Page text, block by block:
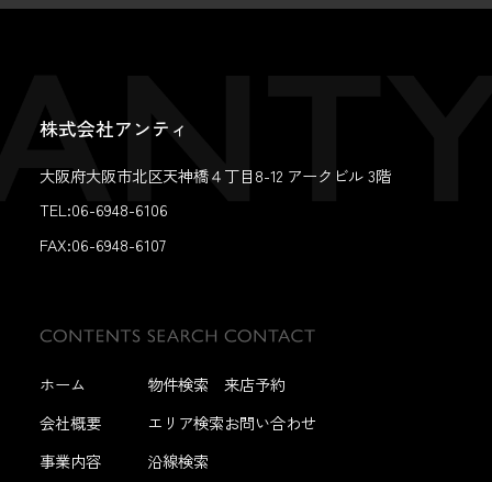
株式会社アンティ
大阪府大阪市北区天神橋４丁目8-12 アークビル 3階
TEL:06-6948-6106
FAX:06-6948-6107
ホーム
会社概要
事業内容
物件検索
エリア検索
沿線検索
来店予約
お問い合わせ